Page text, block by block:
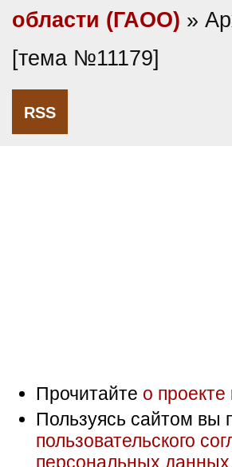
области (ГАОО) »
[тема №11179]
RSS
Прочитайте о проекте
Пользуясь сайтом вы
пользовательского
персональных данных